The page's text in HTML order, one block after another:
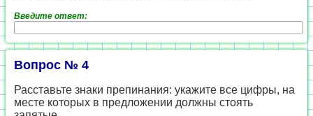
Введите ответ:
Вопрос № 4
Расставьте знаки препинания: укажите все цифры, на
месте которых в предложении должны стоять